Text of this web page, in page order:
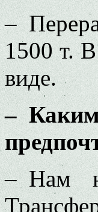
–
1500 т.
виде.
–
– Нам